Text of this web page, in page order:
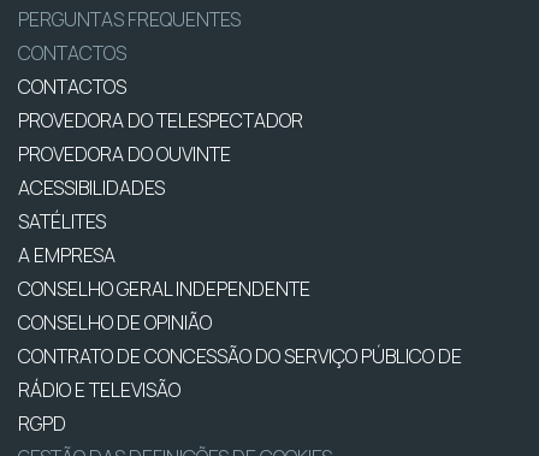
PERGUNTAS FREQUENTES
CONTACTOS
CONTACTOS
PROVEDORA DO TELESPECTADOR
PROVEDORA DO OUVINTE
ACESSIBILIDADES
SATÉLITES
A EMPRESA
CONSELHO GERAL INDEPENDENTE
CONSELHO DE OPINIÃO
CONTRATO DE CONCESSÃO DO SERVIÇO PÚBLICO DE
RÁDIO E TELEVISÃO
RGPD